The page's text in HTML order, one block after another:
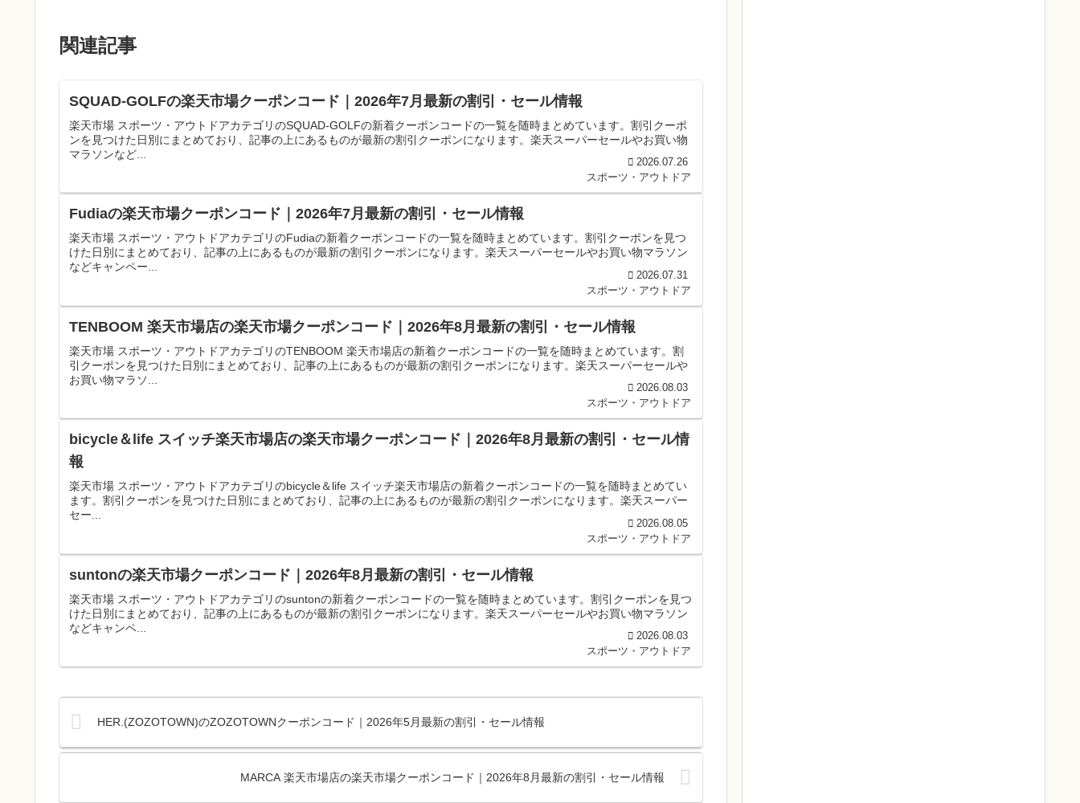
関連記事
SQUAD-GOLFの楽天市場クーポンコード｜2026年7月最新の割引・セール情報
楽天市場 スポーツ・アウトドアカテゴリのSQUAD-GOLFの新着クーポンコードの一覧を随時まとめています。割引クーポ
ンを見つけた日別にまとめており、記事の上にあるものが最新の割引クーポンになります。楽天スーパーセールやお買い物
マラソンなど...
2026.07.26
スポーツ・アウトドア
Fudiaの楽天市場クーポンコード｜2026年7月最新の割引・セール情報
楽天市場 スポーツ・アウトドアカテゴリのFudiaの新着クーポンコードの一覧を随時まとめています。割引クーポンを見つ
けた日別にまとめており、記事の上にあるものが最新の割引クーポンになります。楽天スーパーセールやお買い物マラソン
などキャンペー...
2026.07.31
スポーツ・アウトドア
TENBOOM 楽天市場店の楽天市場クーポンコード｜2026年8月最新の割引・セール情報
楽天市場 スポーツ・アウトドアカテゴリのTENBOOM 楽天市場店の新着クーポンコードの一覧を随時まとめています。割
引クーポンを見つけた日別にまとめており、記事の上にあるものが最新の割引クーポンになります。楽天スーパーセールや
お買い物マラソ...
2026.08.03
スポーツ・アウトドア
bicycle＆life スイッチ楽天市場店の楽天市場クーポンコード｜2026年8月最新の割引・セール情
報
楽天市場 スポーツ・アウトドアカテゴリのbicycle＆life スイッチ楽天市場店の新着クーポンコードの一覧を随時まとめてい
ます。割引クーポンを見つけた日別にまとめており、記事の上にあるものが最新の割引クーポンになります。楽天スーパー
セー...
2026.08.05
スポーツ・アウトドア
suntonの楽天市場クーポンコード｜2026年8月最新の割引・セール情報
楽天市場 スポーツ・アウトドアカテゴリのsuntonの新着クーポンコードの一覧を随時まとめています。割引クーポンを見つ
けた日別にまとめており、記事の上にあるものが最新の割引クーポンになります。楽天スーパーセールやお買い物マラソン
などキャンペ...
2026.08.03
スポーツ・アウトドア
HER.(ZOZOTOWN)のZOZOTOWNクーポンコード｜2026年5月最新の割引・セール情報
MARCA 楽天市場店の楽天市場クーポンコード｜2026年8月最新の割引・セール情報